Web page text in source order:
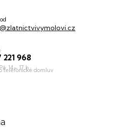
221 968